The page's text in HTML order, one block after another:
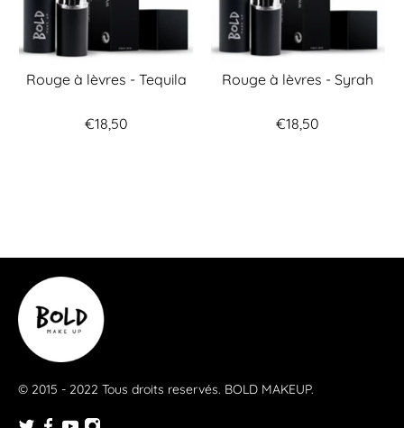
Rouge à lèvres - Tequila
€18,50
Rouge à lèvres - Syrah
€18,50
© 2015 - 2022 Tous droits reservés. BOLD MAKEUP.